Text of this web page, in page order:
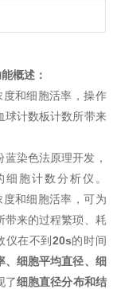
概述：
和细胞活率，操作
球计数板计数所带来
染色法原理开发，
胞计数分析仪。
和细胞活率，可为
带来的过程繁琐、耗
仪在不到 20s的时间
、细胞平均直径、细
了细胞直径分布和结